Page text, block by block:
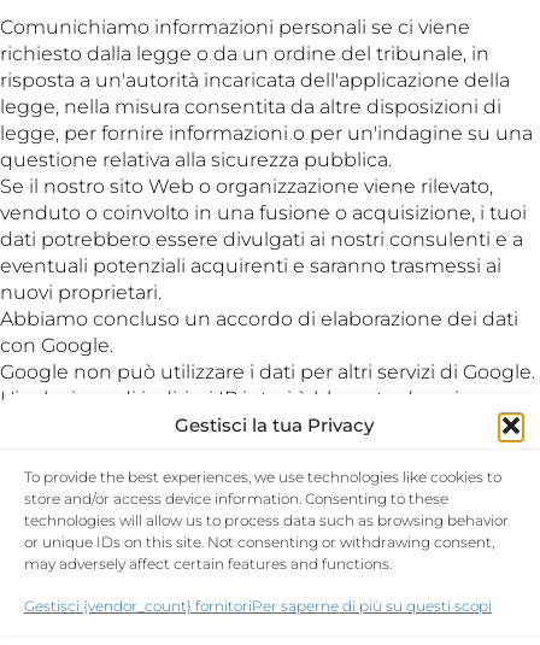
Gestisci la tua Privacy
To provide the best experiences, we use technologies like cookies to
store and/or access device information. Consenting to these
technologies will allow us to process data such as browsing behavior
or unique IDs on this site. Not consenting or withdrawing consent,
may adversely affect certain features and functions.
Gestisci {vendor_count} fornitoriPer saperne di più su questi scopi
Comunichiamo informazioni personali se ci viene
richiesto dalla legge o da un ordine del tribunale, in
risposta a un'autorità incaricata dell'applicazione della
legge, nella misura consentita da altre disposizioni di
legge, per fornire informazioni o per un'indagine su una
questione relativa alla sicurezza pubblica.
Se il nostro sito Web o organizzazione viene rilevato,
venduto o coinvolto in una fusione o acquisizione, i tuoi
dati potrebbero essere divulgati ai nostri consulenti e a
eventuali potenziali acquirenti e saranno trasmessi ai
nuovi proprietari.
Abbiamo concluso un accordo di elaborazione dei dati
con Google.
Google non può utilizzare i dati per altri servizi di Google.
L'inclusione di indirizzi IP interi è bloccato da noi.
Ci impegniamo per la sicurezza dei dati personali.
Prendiamo adeguate misure di sicurezza per limitare
l'abuso e l'accesso non autorizzato ai dati personali. Ciò
garantisce che solo le persone necessarie abbiano
accesso ai tuoi dati, che l'accesso ai dati sia protetto e